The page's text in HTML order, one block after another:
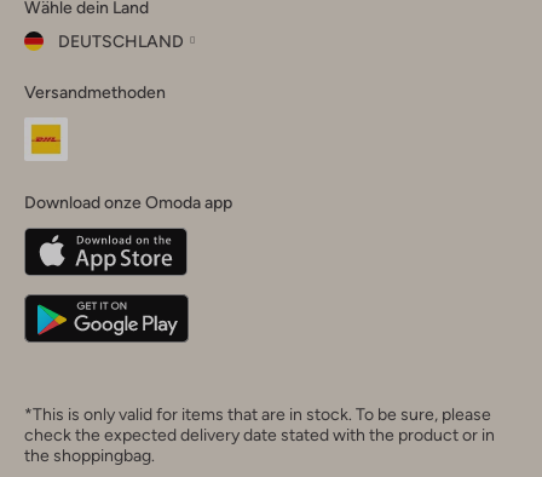
Instagram
Facebook
TikTok
Wähle dein Land
DEUTSCHLAND
dein
Land
Belgique(Français)
Deutschland
Versandmethoden
Download onze Omoda app
*This is only valid for items that are in stock. To be sure, please
check the expected delivery date stated with the product or in
the shoppingbag.